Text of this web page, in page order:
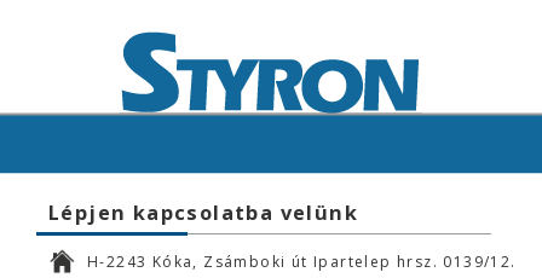
Lépjen kapcsolatba velünk
H-2243 Kóka, Zsámboki út Ipartelep hrsz. 0139/12.